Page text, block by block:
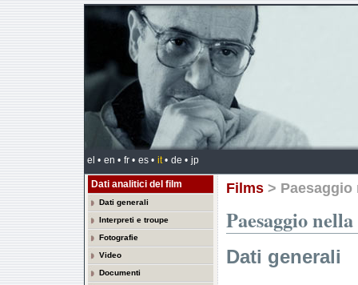
el • en • fr • es • it• de • jp
Dati analitici del film
Dati generali
Interpreti e troupe
Fotografie
Video
Documenti
Films >
Paesaggio
Dati generali